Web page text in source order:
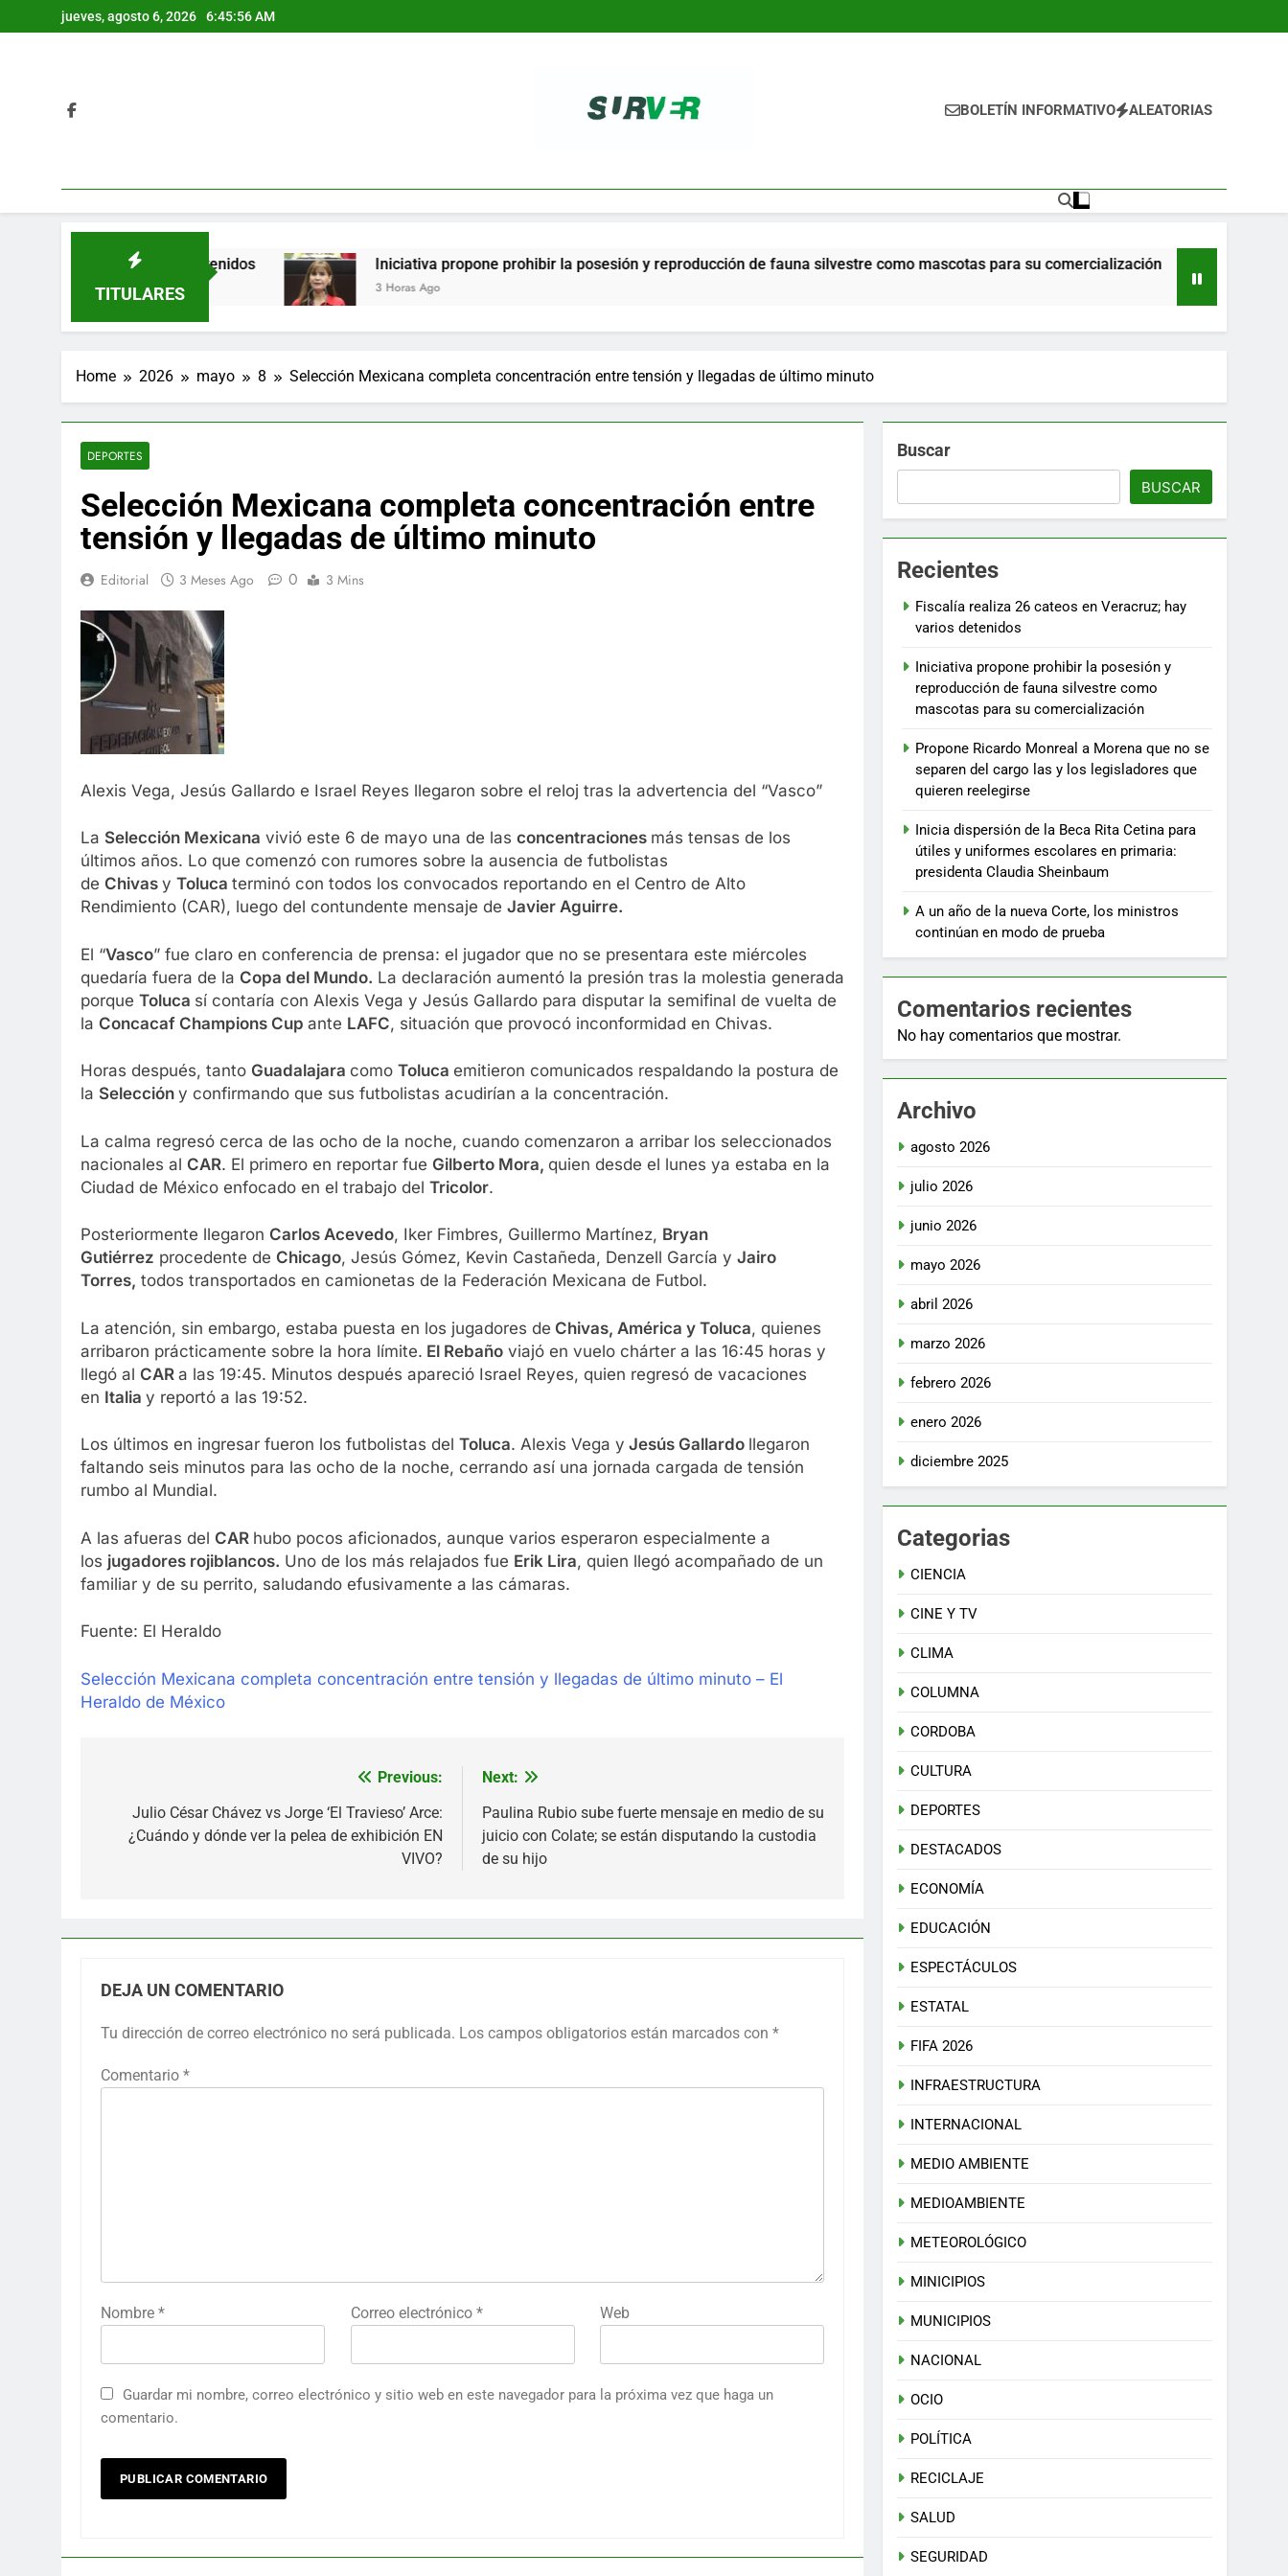
to
jueves, agosto 6, 2026 6:45:57 AM
SURVER
BOLETÍN INFORMATIVO ALEATORIAS
TITULARES
hay varios detenidos Iniciativa propone prohibir la posesión y reproducción de fauna silvestre como mascotas para su comercialización
3 Horas Ago
Home 2026 mayo 8 Selección Mexicana completa concentración entre tensión y llegadas de último minuto
DEPORTES
Selección Mexicana completa concentración entre
tensión y llegadas de último minuto
Editorial 3 Meses Ago 0 3 Mins
Alexis Vega, Jesús Gallardo e Israel Reyes llegaron sobre el reloj tras la advertencia del “Vasco”
La Selección Mexicana vivió este 6 de mayo una de las concentraciones más tensas de los
últimos años. Lo que comenzó con rumores sobre la ausencia de futbolistas
de Chivas y Toluca terminó con todos los convocados reportando en el Centro de Alto
Rendimiento (CAR), luego del contundente mensaje de Javier Aguirre.
El “Vasco” fue claro en conferencia de prensa: el jugador que no se presentara este miércoles
quedaría fuera de la Copa del Mundo. La declaración aumentó la presión tras la molestia generada
porque Toluca sí contaría con Alexis Vega y Jesús Gallardo para disputar la semifinal de vuelta de
la Concacaf Champions Cup ante LAFC, situación que provocó inconformidad en Chivas.
Horas después, tanto Guadalajara como Toluca emitieron comunicados respaldando la postura de
la Selección y confirmando que sus futbolistas acudirían a la concentración.
La calma regresó cerca de las ocho de la noche, cuando comenzaron a arribar los seleccionados
nacionales al CAR. El primero en reportar fue Gilberto Mora, quien desde el lunes ya estaba en la
Ciudad de México enfocado en el trabajo del Tricolor.
Posteriormente llegaron Carlos Acevedo, Iker Fimbres, Guillermo Martínez, Bryan
Gutiérrez procedente de Chicago, Jesús Gómez, Kevin Castañeda, Denzell García y Jairo
Torres, todos transportados en camionetas de la Federación Mexicana de Futbol.
La atención, sin embargo, estaba puesta en los jugadores de Chivas, América y Toluca, quienes
arribaron prácticamente sobre la hora límite. El Rebaño viajó en vuelo chárter a las 16:45 horas y
llegó al CAR a las 19:45. Minutos después apareció Israel Reyes, quien regresó de vacaciones
en Italia y reportó a las 19:52.
Los últimos en ingresar fueron los futbolistas del Toluca. Alexis Vega y Jesús Gallardo llegaron
faltando seis minutos para las ocho de la noche, cerrando así una jornada cargada de tensión
rumbo al Mundial.
A las afueras del CAR hubo pocos aficionados, aunque varios esperaron especialmente a
los jugadores rojiblancos. Uno de los más relajados fue Erik Lira, quien llegó acompañado de un
familiar y de su perrito, saludando efusivamente a las cámaras.
Fuente: El Heraldo
Selección Mexicana completa concentración entre tensión y llegadas de último minuto – El
Heraldo de México
entradas
Previous:
Julio César Chávez vs Jorge ‘El Travieso’ Arce:
¿Cuándo y dónde ver la pelea de exhibición EN
VIVO?
Next:
Paulina Rubio sube fuerte mensaje en medio de su
juicio con Colate; se están disputando la custodia
de su hijo
DEJA UN COMENTARIO
Tu dirección de correo electrónico no será publicada. Los campos obligatorios están marcados con *
Comentario *
Nombre * Correo electrónico * Web
Guardar mi nombre, correo electrónico y sitio web en este navegador para la próxima vez que haga un
comentario.
Buscar
BUSCAR
Recientes
Fiscalía realiza 26 cateos en Veracruz; hay
varios detenidos
Iniciativa propone prohibir la posesión y
reproducción de fauna silvestre como
mascotas para su comercialización
Propone Ricardo Monreal a Morena que no se
separen del cargo las y los legisladores que
quieren reelegirse
Inicia dispersión de la Beca Rita Cetina para
útiles y uniformes escolares en primaria:
presidenta Claudia Sheinbaum
A un año de la nueva Corte, los ministros
continúan en modo de prueba
Comentarios recientes
No hay comentarios que mostrar.
Archivo
agosto 2026
julio 2026
junio 2026
mayo 2026
abril 2026
marzo 2026
febrero 2026
enero 2026
diciembre 2025
Categorias
CIENCIA
CINE Y TV
CLIMA
COLUMNA
CORDOBA
CULTURA
DEPORTES
DESTACADOS
ECONOMÍA
EDUCACIÓN
ESPECTÁCULOS
ESTATAL
FIFA 2026
INFRAESTRUCTURA
INTERNACIONAL
MEDIO AMBIENTE
MEDIOAMBIENTE
METEOROLÓGICO
MINICIPIOS
MUNICIPIOS
NACIONAL
OCIO
POLÍTICA
RECICLAJE
SALUD
SEGURIDAD